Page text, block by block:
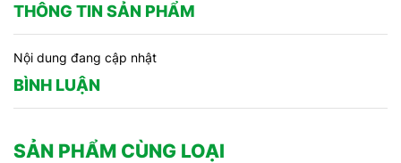
THÔNG TIN SẢN PHẨM
Nội dung đang cập nhật
BÌNH LUẬN
SẢN PHẨM CÙNG LOẠI